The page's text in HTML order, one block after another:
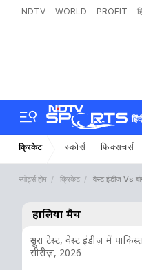
NDTV WORLD PROFIT
क्रिकेट स्कोर्स फिक्सचर्स
स्पोर्ट्स होम क्रिकेट वेस्ट इंडीज Vs
हालिया मैच
दूसरा टेस्ट, वेस्ट इंडीज़ में
सीरीज़, 2026